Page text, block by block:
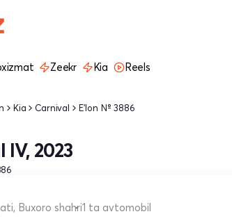
Zeekr Kia Reels
Kia Carnival E'lon № 3886
2023
Buxoro shahri1 ta avtomobil